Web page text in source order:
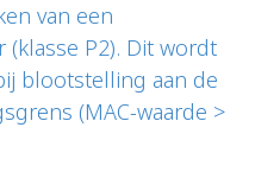
van een
P2). Dit wordt
blootstelling aan de
(MAC-waarde >